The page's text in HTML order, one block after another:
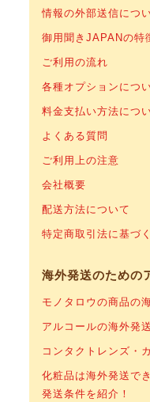
情報の外部送信につ
御用聞きJAPANの特
ご利用の流れ
各種オプションにつ
料金支払い方法につ
よくある質問
ご利用上の注意
会社概要
配送方法について
特定商取引法に基づ
海外発送のための
モノタロウの商品の
アルコールの海外発送
コンタクトレンズ・
化粧品は海外発送で
発送条件を紹介！